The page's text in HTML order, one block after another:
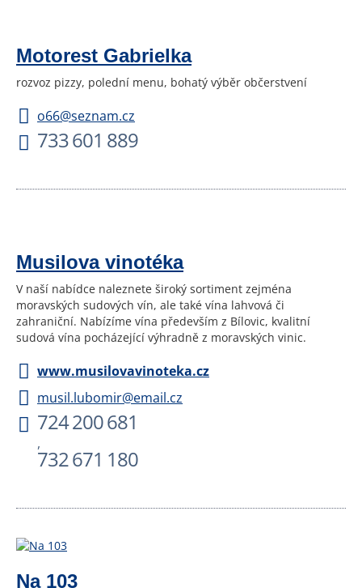
Motorest Gabrielka
rozvoz pizzy, polední menu, bohatý výběr občerstvení
o66@seznam.cz
733 601 889
Musilova vinotéka
V naší nabídce naleznete široký sortiment zejména
moravských sudových vín, ale také vína lahvová či
zahraniční. Nabízíme vína především z Bílovic, kvalitní
sudová vína pocházející výhradně z moravských vinic.
www.musilovavinoteka.cz
musil.lubomir@email.cz
724 200 681
,
732 671 180
Na 103